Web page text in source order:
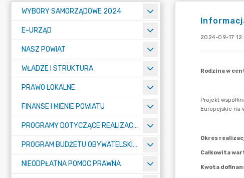
WYBORY SAMORZĄDOWE 2024
E-URZĄD
NASZ POWIAT
WŁADZE I STRUKTURA
PRAWO LOKALNE
FINANSE I MIENIE POWIATU
PROGRAMY DOTYCZĄCE REALIZACJI ZADAŃ PUBLICZNYCH
PROGRAM BUDŻETU OBYWATELSKIEGO POWIATU BYDGOSKIEGO
NIEODPŁATNA POMOC PRAWNA
2024-09-17